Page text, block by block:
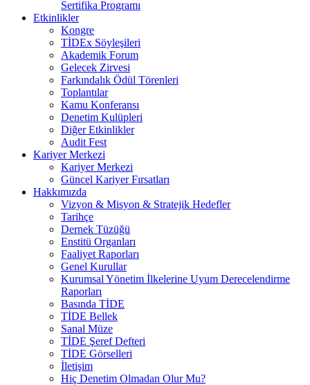
Sertifika Programı
Etkinlikler
Kongre
TİDEx Söyleşileri
Akademik Forum
Gelecek Zirvesi
Farkındalık Ödül Törenleri
Toplantılar
Kamu Konferansı
Denetim Kulüpleri
Diğer Etkinlikler
Audit Fest
Kariyer Merkezi
Kariyer Merkezi
Güncel Kariyer Fırsatları
Hakkımızda
Vizyon & Misyon & Stratejik Hedefler
Tarihçe
Dernek Tüzüğü
Enstitü Organları
Faaliyet Raporları
Genel Kurullar
Kurumsal Yönetim İlkelerine Uyum Derecelendirme
Raporları
Basında TİDE
TİDE Bellek
Sanal Müze
TİDE Şeref Defteri
TİDE Görselleri
İletişim
Hiç Denetim Olmadan Olur Mu?